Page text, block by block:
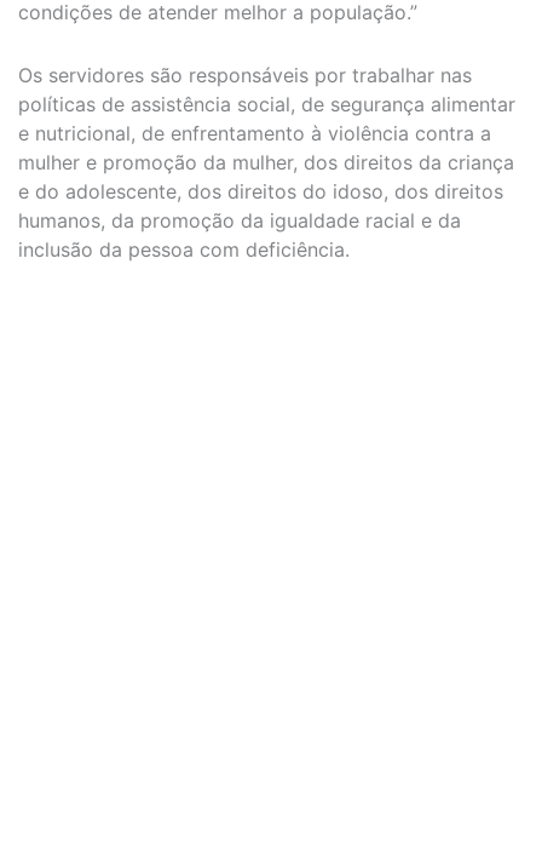
condições de atender melhor a população.”
Os servidores são responsáveis por trabalhar nas
políticas de assistência social, de segurança alimentar
e nutricional, de enfrentamento à violência contra a
mulher e promoção da mulher, dos direitos da criança
e do adolescente, dos direitos do idoso, dos direitos
humanos, da promoção da igualdade racial e da
inclusão da pessoa com deficiência.